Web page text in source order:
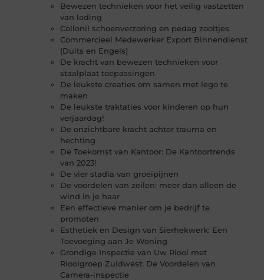
Bewezen technieken voor het veilig vastzetten
van lading
Collonil schoenverzoring en pedag zooltjes
Commercieel Medewerker Export Binnendienst
(Duits en Engels)
De kracht van bewezen technieken voor
staalplaat toepassingen
De leukste creaties om samen met lego te
maken
De leukste traktaties voor kinderen op hun
verjaardag!
De onzichtbare kracht achter trauma en
hechting
De Toekomst van Kantoor: De Kantoortrends
van 2023!
De vier stadia van groeipijnen
De voordelen van zeilen: meer dan alleen de
wind in je haar
Een effectieve manier om je bedrijf te
promoten
Esthetiek en Design van Sierhekwerk: Een
Toevoeging aan Je Woning
Grondige Inspectie van Uw Riool met
Rioolgroep Zuidwest: De Voordelen van
Camera-inspectie